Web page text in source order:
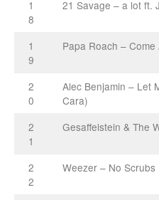
1
8
21 Savage – a lot ft.
1
9
Papa Roach – Come
2
0
Alec Benjamin – Let
Cara)
2
1
Gesaffelstein & The
2
2
Weezer – No Scrubs